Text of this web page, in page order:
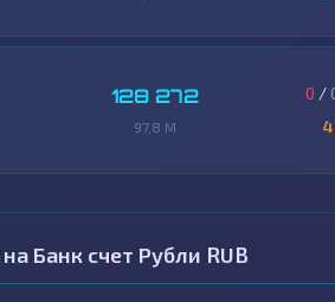
128 272
97,8 M
0 /
Банк счет Рубли RUB